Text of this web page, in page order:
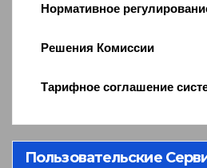
Нормативное
Решения Комиссии
Тарифное соглашение
Пользовательские